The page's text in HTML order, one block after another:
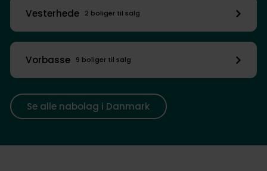
Vesterhede 2 boliger til salg
Vorbasse 9 boliger til salg
Se alle nabolag i Danmark